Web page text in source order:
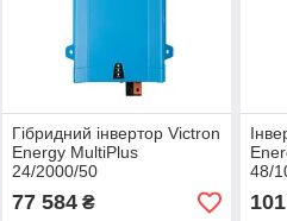
Гібридний інвертор Victron
Energy MultiPlus
24/2000/50
77 584₴
48/